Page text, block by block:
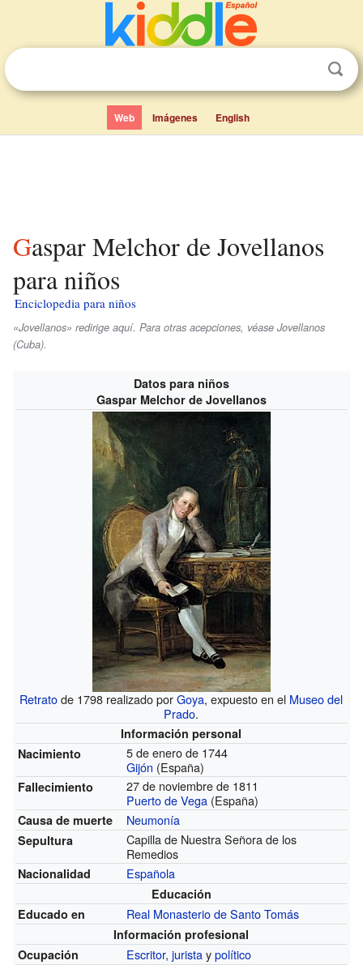
Web Imágenes English
Gaspar Melchor de Jovellanos
para niños
Enciclopedia para niños
«Jovellanos» redirige aquí. Para otras acepciones, véase Jovellanos
(Cuba).
Datos para niños
Gaspar Melchor de Jovellanos
Retratode 1798 realizado porGoya, expuesto en el Museo del
Prado.
Información personal
Nacimiento
5 de enero de 1744
Gijón (España)
Fallecimiento
27 de noviembre de 1811
Puerto de Vega (España)
Causa de muerte Neumonía
Sepultura
Capilla de Nuestra Señora de los
Remedios
Nacionalidad Española
Educación
Educado en
Real Monasterio de Santo Tomás
Información profesional
Ocupación
Escritor,juristaypolítico